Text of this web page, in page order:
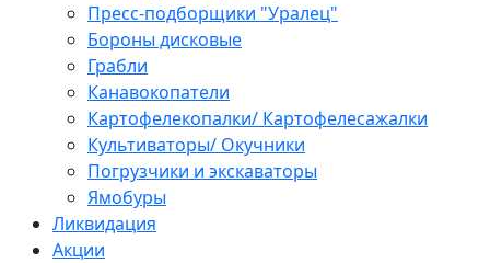
Пресс-подборщики "Уралец"
Бороны дисковые
Грабли
Канавокопатели
Картофелекопалки/ Картофелесажалки
Культиваторы/ Окучники
Погрузчики и экскаваторы
Ямобуры
Ликвидация
Акции